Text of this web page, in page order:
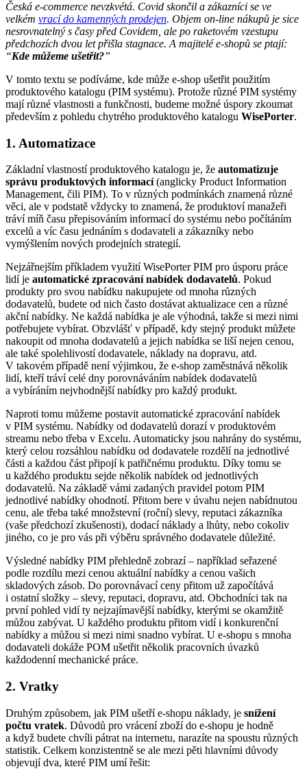
Česká e-commerce nevzkvétá. Covid skončil a zákazníci se ve
velkém vrací do kamenných prodejen. Objem on-line nákupů je sice
nesrovnatelný s časy před Covidem, ale po raketovém vzestupu
předchozích dvou let přišla stagnace. A majitelé e-shopů se ptají:
“Kde můžeme ušetřit?”
V tomto textu se podíváme, kde může e-shop ušetřit použitím
produktového katalogu (PIM systému). Protože různé PIM systémy
mají různé vlastnosti a funkčnosti, budeme možné úspory zkoumat
především z pohledu chytrého produktového katalogu WisePorter.
1. Automatizace
Základní vlastností produktového katalogu je, že automatizuje
správu produktových informací(anglicky Product Information
Management, čili PIM). To v různých podmínkách znamená různé
věci, ale v podstatě vždycky to znamená, že produktoví manažeři
tráví míň času přepisováním informací do systému nebo počítáním
excelů a víc času jednáním s dodavateli a zákazníky nebo
vymýšlením nových prodejních strategií.
Nejzářnejším příkladem využití WisePorter PIM pro úsporu práce
lidí je automatické zpracování nabídek dodavatelů. Pokud
produkty pro svou nabídku nakupujete od mnoha různých
dodavatelů, budete od nich často dostávat aktualizace cen a různé
akční nabídky. Ne každá nabídka je ale výhodná, takže si mezi nimi
potřebujete vybírat. Obzvlášť v případě, kdy stejný produkt můžete
nakoupit od mnoha dodavatelů a jejich nabídka se liší nejen cenou,
ale také spolehlivostí dodavatele, náklady na dopravu, atd.
V takovém případě není výjimkou, že e-shop zaměstnává několik
lidí, kteří tráví celé dny porovnáváním nabídek dodavatelů
a vybíráním nejvhodnější nabídky pro každý produkt.
Naproti tomu můžeme postavit automatické zpracování nabídek
v PIM systému. Nabídky od dodavatelů dorazí v produktovém
streamu nebo třeba v Excelu. Automaticky jsou nahrány do systému,
který celou rozsáhlou nabídku od dodavatele rozdělí na jednotlivé
části a každou část připojí k patřičnému produktu. Díky tomu se
u každého produktu sejde několik nabídek od jednotlivých
dodavatelů. Na základě vámi zadaných pravidel potom PIM
jednotlivé nabídky ohodnotí. Přitom bere v úvahu nejen nabídnutou
cenu, ale třeba také množstevní (roční) slevy, reputaci zákazníka
(vaše předchozí zkušenosti), dodací náklady a lhůty, nebo cokoliv
jiného, co je pro vás při výběru správného dodavatele důležité.
Výsledné nabídky PIM přehledně zobrazí – například seřazené
podle rozdílu mezi cenou aktuální nabídky a cenou vašich
skladových zásob. Do porovnávací ceny přitom už započítává
i ostatní složky – slevy, reputaci, dopravu, atd. Obchodníci tak na
první pohled vidí ty nejzajímavější nabídky, kterými se okamžitě
můžou zabývat. U každého produktu přitom vidí i konkurenční
nabídky a můžou si mezi nimi snadno vybírat. U e-shopu s mnoha
dodavateli dokáže POM ušetřit několik pracovních úvazků
každodenní mechanické práce.
2. Vratky
Druhým způsobem, jak PIM ušetří e-shopu náklady, je snížení
počtu vratek. Důvodů pro vrácení zboží do e-shopu je hodně
a když budete chvíli pátrat na internetu, narazíte na spoustu různých
statistik. Celkem konzistentně se ale mezi pěti hlavními důvody
objevují dva, které PIM umí řešit: